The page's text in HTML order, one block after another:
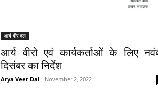
आर्य वीर दल
आर्य वीरो एवं कार्यकर्ताओं के लिए
दिसंबर का निर्देश
Arya Veer Dal - November 2, 2022